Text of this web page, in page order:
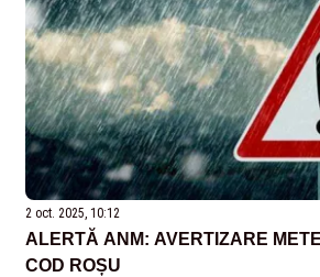
2 oct. 2025, 10:12
ALERTĂ ANM: AVERTIZARE
COD ROȘU